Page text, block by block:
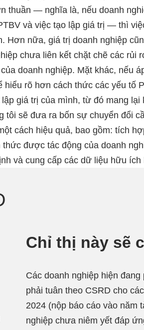
thuần — nghĩa là, nếu doanh
và việc tạo lập giá trị — thì
Hơn nữa, giá trị doanh nghiệp
chưa liên kết chặt chẽ các rủi
doanh nghiệp. Mặt khác, nếu
hiểu rõ hơn cách thức các yếu tố
giá trị của mình, từ đó mang
tôi sẽ đưa ra bốn sự chuyển đổi
cách hiệu quả, bao gồm: tích
thức được tác động của doanh
và cung cấp các dữ liệu hữu ích
Chỉ thị này sẽ
Các doanh nghiệp hiện
phải tuân theo CSRD cho
2024 (nộp báo cáo vào năm
nghiệp chưa niêm yết đáp